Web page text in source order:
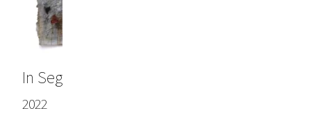
In Segeltuch von toten Schiffen gehüllt
2022